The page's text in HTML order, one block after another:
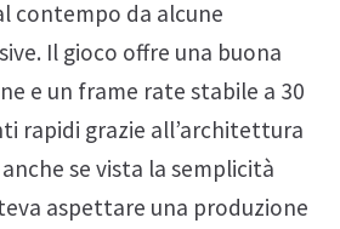
contempo da alcune
Il gioco offre una buona
e un frame rate stabile a 30
rapidi grazie all’architettura
se vista la semplicità
aspettare una produzione